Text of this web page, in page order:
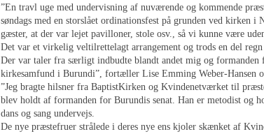
”En travl uge med undervisning af nuværende og kommende
søndags med en storslået ordinationsfest på grunden ved kirken i
gæster, at der var lejet pavilloner, stole osv., så vi kunne være
Det var et virkelig veltilrettelagt arrangement og trods en del
Der var taler fra særligt indbudte blandt andet mig og formanden
kirkesamfund i Burundi”, fortæller Lise Emming Weber-Hansen
”Jeg bragte hilsner fra BaptistKirken og Kvindenetværket til
blev holdt af formanden for Burundis senat. Han er metodist og
dans og sang undervejs.
De nye præstefruer strålede i deres nye ens kjoler skænket af